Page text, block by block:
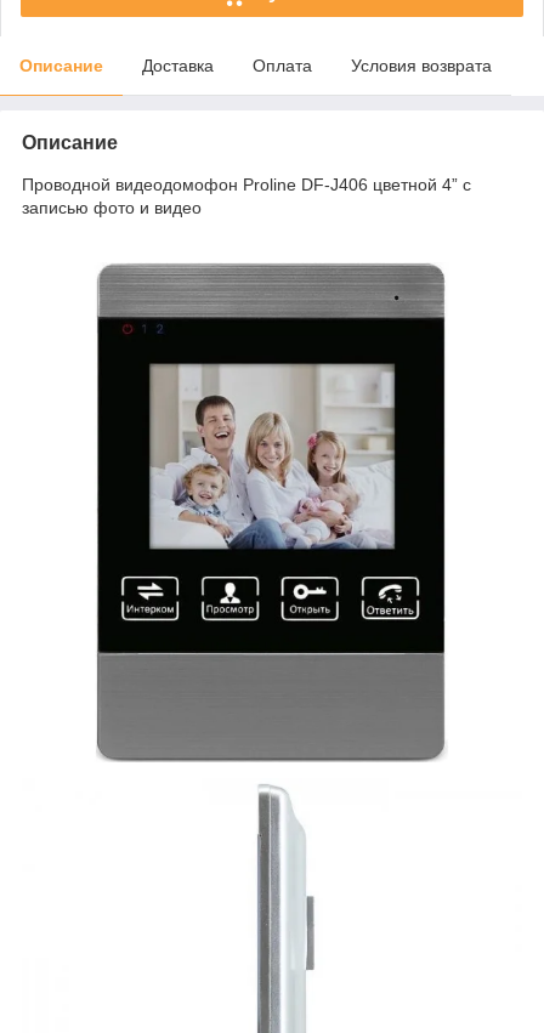
Описание Доставка Оплата Условия возврата
Описание
Проводной видеодомофон Proline DF-J406 цветной 4” с
записью фото и видео